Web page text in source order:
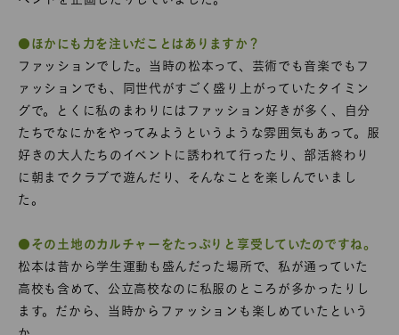
●ほかにも力を注いだことはありますか？
ファッションでした。当時の松本って、芸術でも音楽でもフ
ァッションでも、同世代がすごく盛り上がっていたタイミン
グで。とくに私のまわりにはファッション好きが多く、自分
たちでなにかをやってみようというような雰囲気もあって。服
好きの大人たちのイベントに誘われて行ったり、部活終わり
に朝までクラブで遊んだり、そんなことを楽しんでいまし
た。
●その土地のカルチャーをたっぷりと享受していたのですね。
松本は昔から学生運動も盛んだった場所で、私が通っていた
高校も含めて、公立高校なのに私服のところが多かったりし
ます。だから、当時からファッションも楽しめていたという